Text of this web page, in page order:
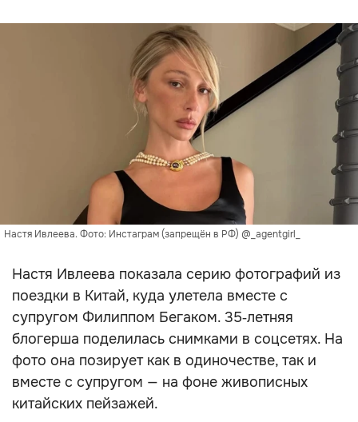
Настя Ивлеева. Фото: Инстаграм (запрещён в РФ) @_agentgirl_
Настя Ивлеева показала серию фотографий из
поездки в Китай, куда улетела вместе с
супругом Филиппом Бегаком. 35‑летняя
блогерша поделилась снимками в соцсетях. На
фото она позирует как в одиночестве, так и
вместе с супругом — на фоне живописных
китайских пейзажей.